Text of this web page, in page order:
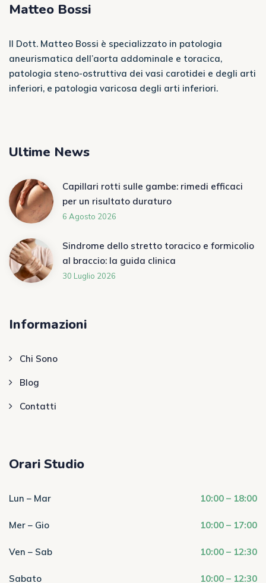
Matteo Bossi
Il Dott. Matteo Bossi è specializzato in patologia
aneurismatica dell’aorta addominale e toracica,
patologia steno-ostruttiva dei vasi carotidei e degli arti
inferiori, e patologia varicosa degli arti inferiori.
Ultime News
Capillari rotti sulle gambe: rimedi efficaci
per un risultato duraturo
6 Agosto 2026
Sindrome dello stretto toracico e formicolio
al braccio: la guida clinica
30 Luglio 2026
Informazioni
Chi Sono
Blog
Contatti
Orari Studio
Lun – Mar 10:00 – 18:00
Mer – Gio 10:00 – 17:00
Ven – Sab 10:00 – 12:30
Sabato 10:00 – 12:30